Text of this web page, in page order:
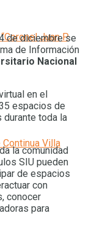
Juan P.
Villa
de diciembre se
de Información
Nacional
en el
espacios de
toda la
la comunidad
SIU pueden
de espacios
con
conocer
para